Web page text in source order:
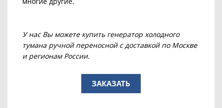
У нас Вы можете купить генератор холодного
тумана ручной переносной с доставкой по Москве
и регионам России.
ЗАКАЗАТЬ